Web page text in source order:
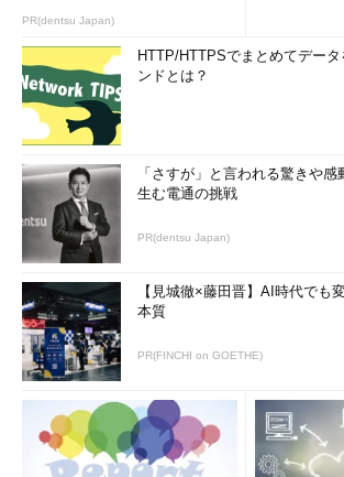
PR(dentsu Japan)
HTTP/HTTPSでまとめてデー
ンドとは？
「さすが」と言われる驚きや
生む電通の挑戦
PR(dentsu Japan)
【見城徹×藤田晋】AI時代でも
本質
PR(FINCHI on GOETHE)